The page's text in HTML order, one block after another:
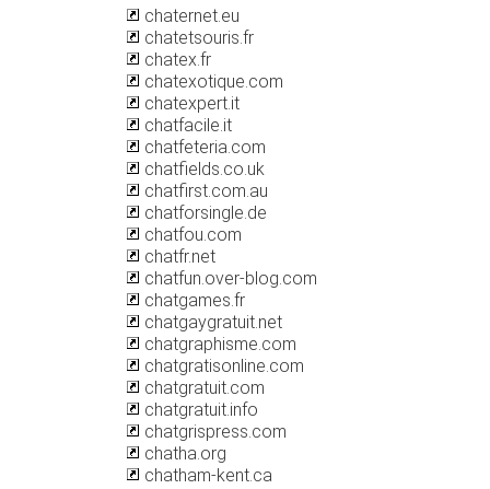
chaternet.eu
chatetsouris.fr
chatex.fr
chatexotique.com
chatexpert.it
chatfacile.it
chatfeteria.com
chatfields.co.uk
chatfirst.com.au
chatforsingle.de
chatfou.com
chatfr.net
chatfun.over-blog.com
chatgames.fr
chatgaygratuit.net
chatgraphisme.com
chatgratisonline.com
chatgratuit.com
chatgratuit.info
chatgrispress.com
chatha.org
chatham-kent.ca